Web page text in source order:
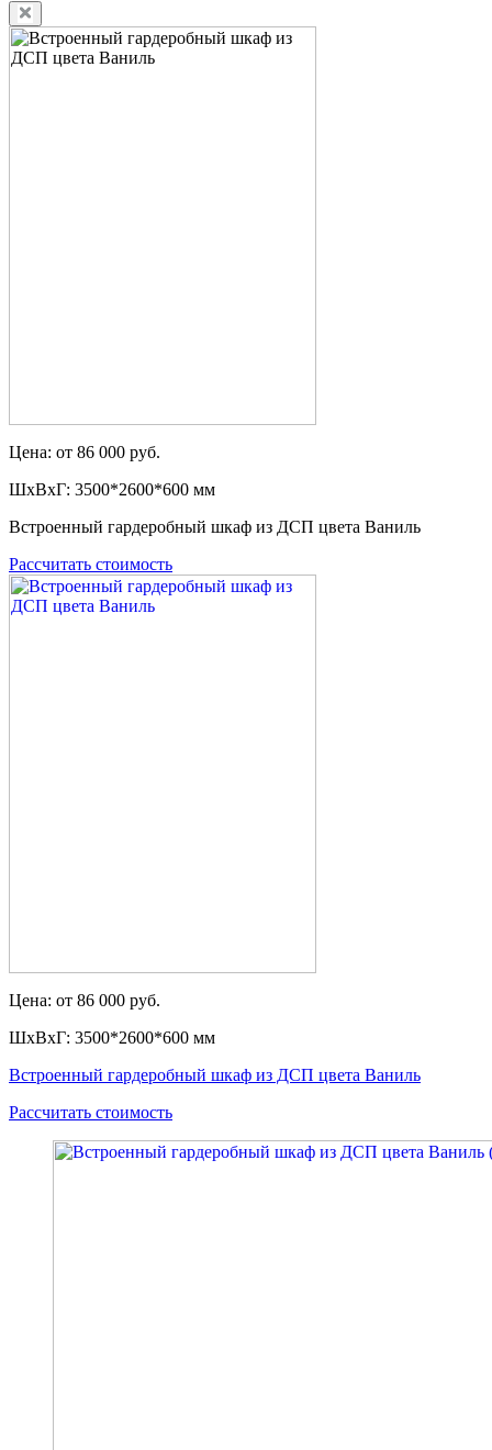
Цена: от 86 000 руб.
ШxВxГ: 3500*2600*600 мм
Встроенный гардеробный шкаф из ДСП цвета Ваниль
Рассчитать стоимость
Цена: от 86 000 руб.
ШxВxГ: 3500*2600*600 мм
Встроенный гардеробный шкаф из ДСП цвета Ваниль
Рассчитать стоимость